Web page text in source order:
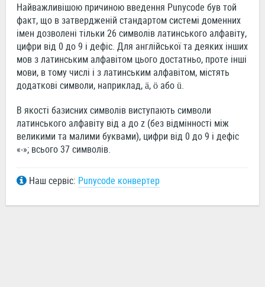
Найважливішою причиною введення Punycode був той
факт, що в затвердженій стандартом системі доменних
імен дозволені тільки 26 символів латинського алфавіту,
цифри від 0 до 9 і дефіс. Для англійської та деяких інших
мов з латинським алфавітом цього достатньо, проте інші
мови, в тому числі і з латинським алфавітом, містять
додаткові символи, наприклад, ä, ö або ü.
В якості базисних символів виступають символи
латинського алфавіту від a до z (без відмінності між
великими та малими буквами), цифри від 0 до 9 і дефіс
«-»; всього 37 символів.
Наш сервіс: Punycode конвертер